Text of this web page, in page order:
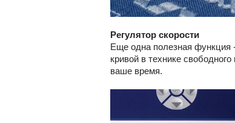
Регулятор скорости
Еще одна полезная функция
кривой в технике
ваше время.